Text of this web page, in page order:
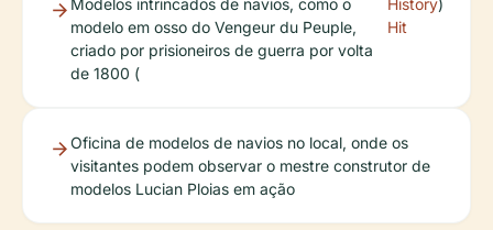
Modelos intrincados de navios, como o
modelo em osso do Vengeur du Peuple,
criado por prisioneiros de guerra por volta
de 1800 (
History
Hit
)
Oficina de modelos de navios no local, onde os
visitantes podem observar o mestre construtor de
modelos Lucian Ploias em ação